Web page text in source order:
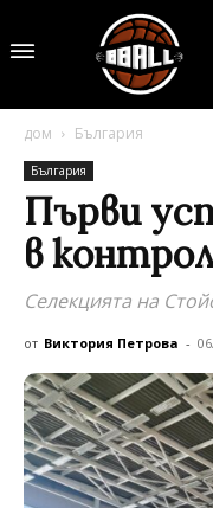
дом България
България
Първи
в
Селекцията на
от Виктория Петрова -